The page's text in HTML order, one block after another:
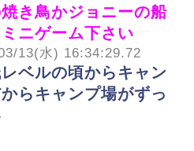
き鳥かジョニーの船
ニゲーム下さい
13(水) 16:34:29.72
ベルの頃からキャン
らキャンプ場がずっ